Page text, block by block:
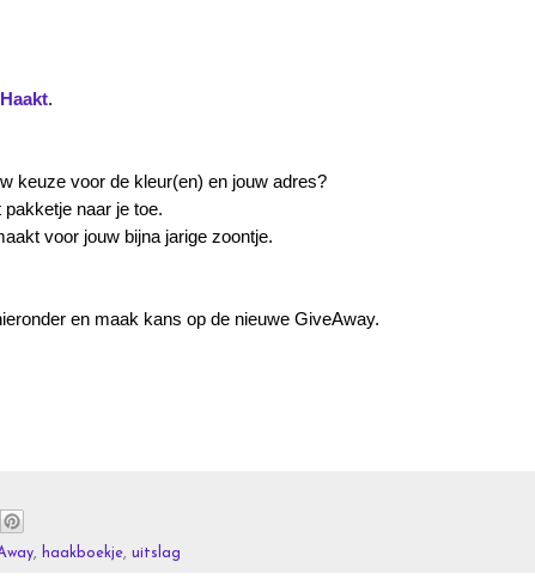
.
keuze voor de kleur(en) en jouw adres?
naar je toe.
voor jouw bijna jarige zoontje.
en maak kans op de nieuwe GiveAway.
, haakboekje,uitslag